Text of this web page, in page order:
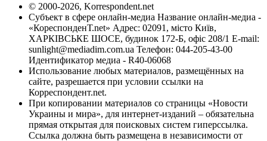
© 2000-2026, Korrespondent.net
Субъект в сфере онлайн-медиа Название онлайн-медиа -
«КореспонденТ.net» Адрес: 02091, місто Київ,
ХАРКІВСЬКЕ ШОСЕ, будинок 172-Б, офіс 208/1 E-mail:
sunlight@mediadim.com.ua Телефон: 044-205-43-00
Идентификатор медиа - R40-06068
Использование любых материалов, размещённых на
сайте, разрешается при условии ссылки на
Корреспондент.net.
При копировании материалов со страницы «Новости
Украины и мира», для интернет-изданий – обязательна
прямая открытая для поисковых систем гиперссылка.
Ссылка должна быть размещена в независимости от